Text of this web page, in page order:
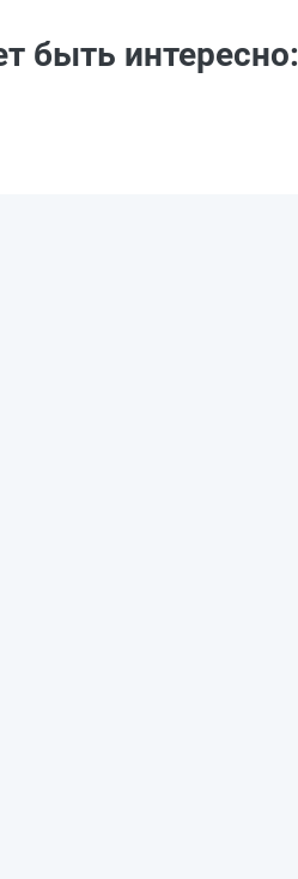
быть интересно: